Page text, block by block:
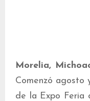
Morelia,
Comenzó agosto
de la Expo Feria